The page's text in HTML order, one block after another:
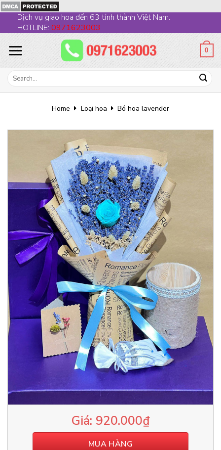
to
content
Dịch vụ giao hoa đến 63 tỉnh thành Việt Nam.
HOTLINE: 0971623003
0
Search
Home Loại hoa Bó hoa lavender
920.000₫
MUA HÀNG